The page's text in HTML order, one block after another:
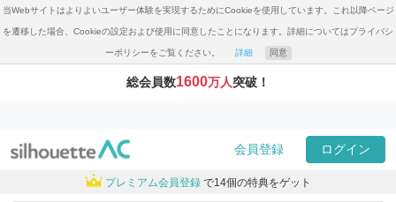
当Webサイトはよりよいユーザー体験を実現するためにCookieを使用しています。これ以降ページ
を遷移した場合、Cookieの設定および使用に同意したことになります。詳細についてはプライバシ
ーポリシーをご覧ください。 詳細 同意
総会員数1600万人突破！
会員登録 ログイン
プレミアム会員登録 で14個の特典をゲット